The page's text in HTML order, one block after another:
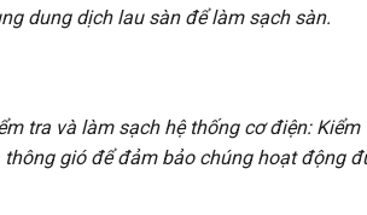
dung dịch lau sàn để làm sạch sàn.
tra và làm sạch hệ thống cơ điện:
thông gió để đảm bảo chúng hoạt động